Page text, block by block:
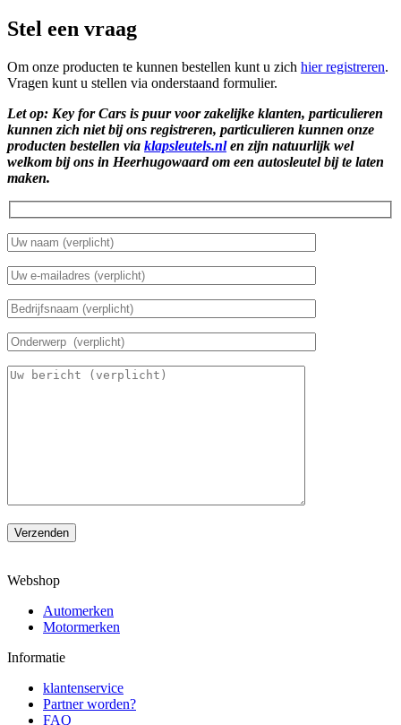
Stel een vraag
Om onze producten te kunnen bestellen kunt u zich hier registreren.
Vragen kunt u stellen via onderstaand formulier.
Let op: Key for Cars is puur voor zakelijke klanten, particulieren
kunnen zich niet bij ons registreren, particulieren kunnen onze
producten bestellen via klapsleutels.nlen zijn natuurlijk wel
welkom bij ons in Heerhugowaard om een autosleutel bij te laten
maken.
Verzenden
Webshop
Automerken
Motormerken
Informatie
klantenservice
Partner worden?
FAQ